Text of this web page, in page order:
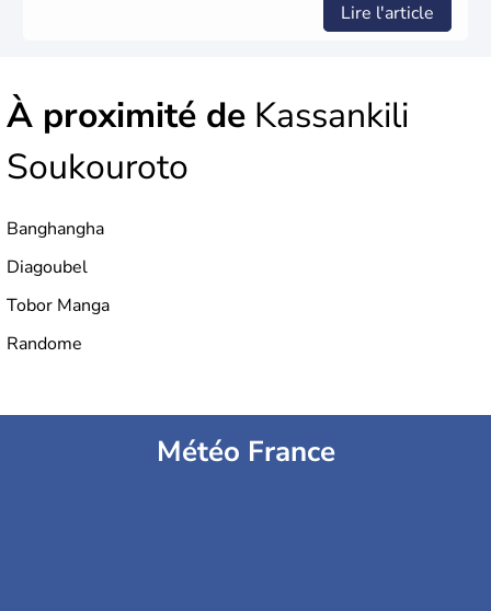
Lire l'article
À proximité de Kassankili
Soukouroto
Banghangha
Diagoubel
Tobor Manga
Randome
Météo France